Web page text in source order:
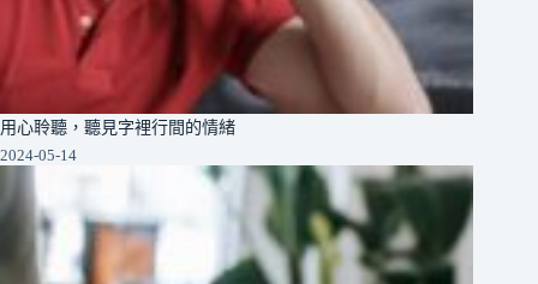
用心聆聽，聽見字裡行間的情緒
2024-05-14